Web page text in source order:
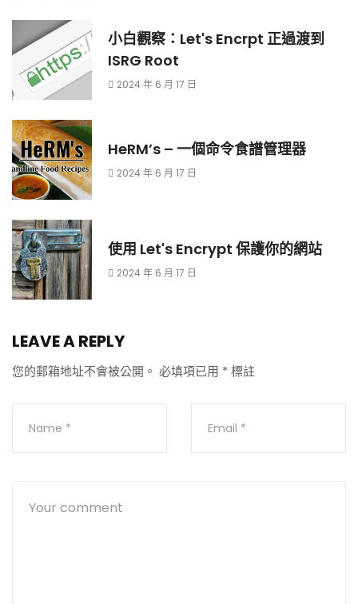
小白觀察：Let's Encrpt 正過渡到
ISRG Root
2024 年 6 月 17 日
HeRM’s – 一個命令食譜管理器
2024 年 6 月 17 日
使用 Let's Encrypt 保護你的網站
2024 年 6 月 17 日
LEAVE A REPLY
您的郵箱地址不會被公開。 必填項已用 * 標註